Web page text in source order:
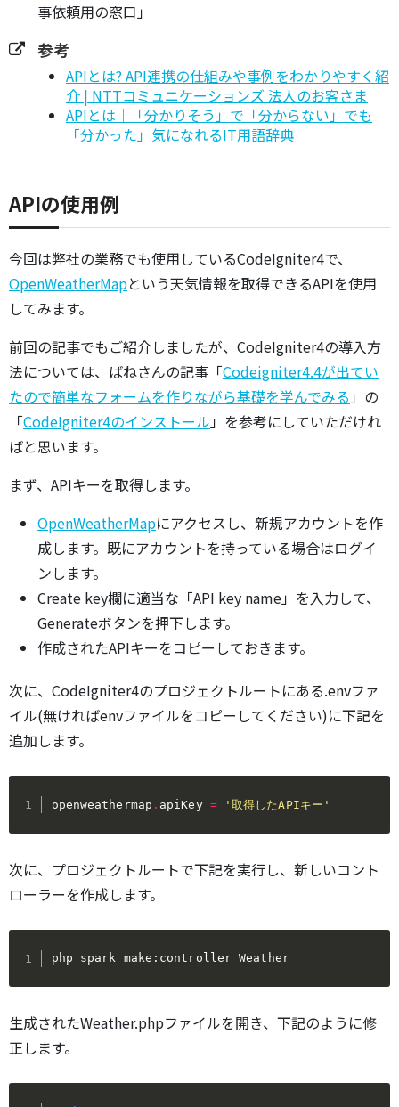
事依頼用の窓口」
参考
APIとは? API連携の仕組みや事例をわかりやすく紹
介 | NTTコミュニケーションズ 法人のお客さま
APIとは｜「分かりそう」で「分からない」でも
「分かった」気になれるIT用語辞典
APIの使用例
今回は弊社の業務でも使用しているCodeIgniter4で、
OpenWeatherMapという天気情報を取得できるAPIを使用
してみます。
前回の記事でもご紹介しましたが、CodeIgniter4の導入方
法については、ばねさんの記事「Codeigniter4.4が出てい
たので簡単なフォームを作りながら基礎を学んでみる」の
「CodeIgniter4のインストール」を参考にしていただけれ
ばと思います。
まず、APIキーを取得します。
OpenWeatherMapにアクセスし、新規アカウントを作
成します。既にアカウントを持っている場合はログイ
ンします。
Create key欄に適当な「API key name」を入力して、
Generateボタンを押下します。
作成されたAPIキーをコピーしておきます。
次に、CodeIgniter4のプロジェクトルートにある.envファ
イル(無ければenvファイルをコピーしてください)に下記を
追加します。
openweathermap . apiKey = '取得したAPIキー'
次に、プロジェクトルートで下記を実行し、新しいコント
ローラーを作成します。
php spark make:controller Weather
生成されたWeather.phpファイルを開き、下記のように修
正します。